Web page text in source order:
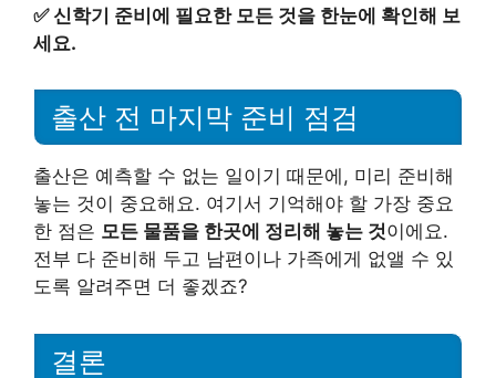
✅신학기 준비에 필요한 모든 것을 한눈에 확인해 보
세요.
출산 전 마지막 준비 점검
출산은 예측할 수 없는 일이기 때문에, 미리 준비해
놓는 것이 중요해요. 여기서 기억해야 할 가장 중요
한 점은 모든 물품을 한곳에 정리해 놓는 것이에요.
전부 다 준비해 두고 남편이나 가족에게 없앨 수 있
도록 알려주면 더 좋겠죠?
결론